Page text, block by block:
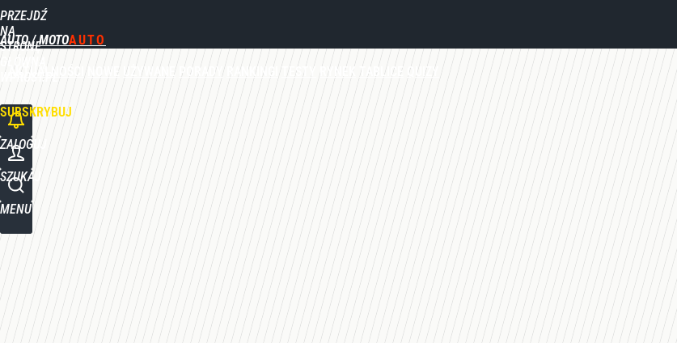
PRZEJDŹ
NA
STRONĘ
GŁÓWNĄ
WPROST.PL
AUTO / MOTO
AKTUALNOŚCI NOWE UŻYWANE PORADY RANKINGI TESTY RYNEK TABLICE QUIZY
SUBSKRYBUJ
ZALOGUJ
SZUKAJ
MENU